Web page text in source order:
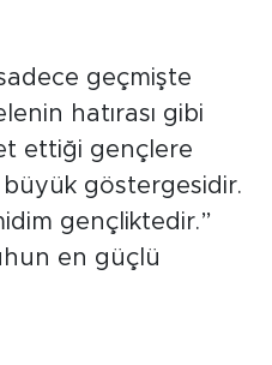
geçmişte
hatırası gibi
ettiği gençlere
göstergesidir.
gençliktedir.”
en güçlü